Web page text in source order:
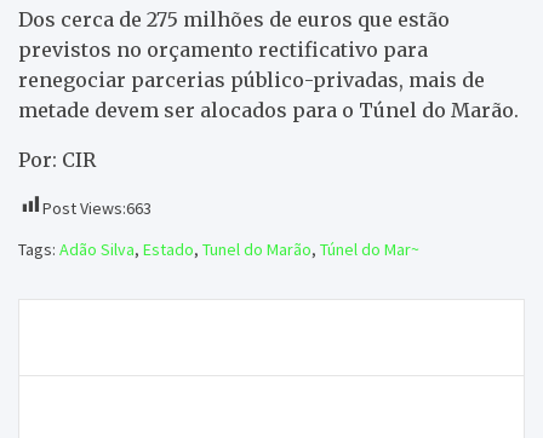
Dos cerca de 275 milhões de euros que estão
previstos no orçamento rectificativo para
renegociar parcerias público-privadas, mais de
metade devem ser alocados para o Túnel do Marão.
Por: CIR
Post Views:663
Tags: Adão Silva, Estado, Tunel do Marão, Túnel do Mar~